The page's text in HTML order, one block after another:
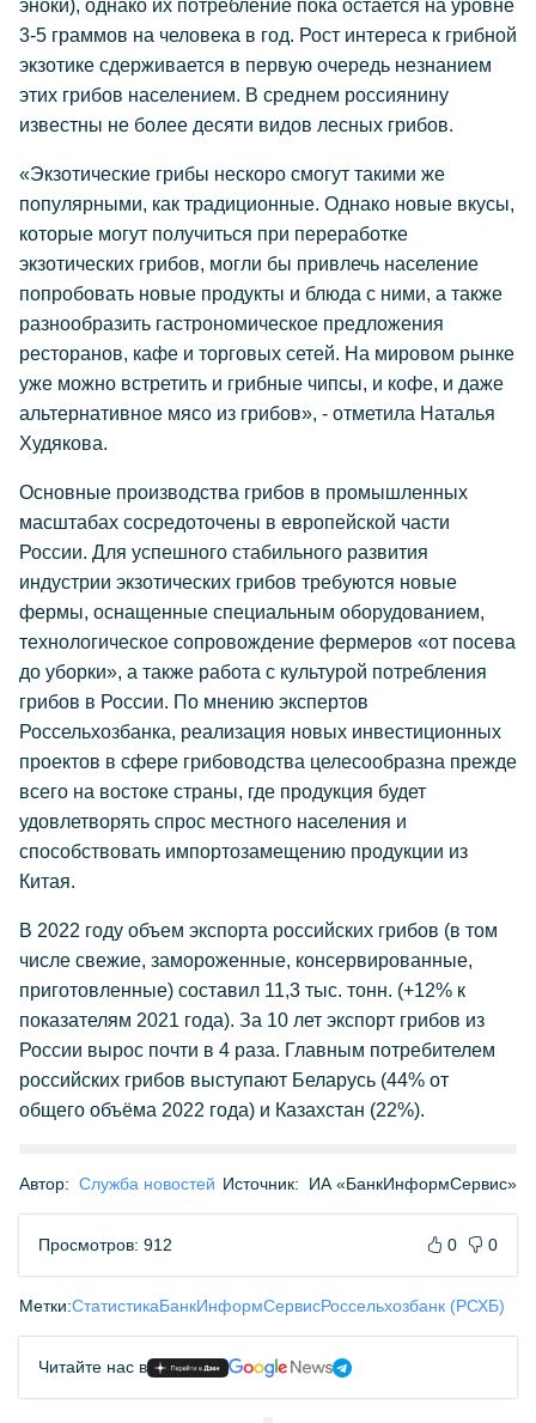
эноки), однако их потребление пока остается на уровне
3-5 граммов на человека в год. Рост интереса к грибной
экзотике сдерживается в первую очередь незнанием
этих грибов населением. В среднем россиянину
известны не более десяти видов лесных грибов.
«Экзотические грибы нескоро смогут такими же
популярными, как традиционные. Однако новые вкусы,
которые могут получиться при переработке
экзотических грибов, могли бы привлечь население
попробовать новые продукты и блюда с ними, а также
разнообразить гастрономическое предложения
ресторанов, кафе и торговых сетей. На мировом рынке
уже можно встретить и грибные чипсы, и кофе, и даже
альтернативное мясо из грибов», - отметила Наталья
Худякова.
Основные производства грибов в промышленных
масштабах сосредоточены в европейской части
России. Для успешного стабильного развития
индустрии экзотических грибов требуются новые
фермы, оснащенные специальным оборудованием,
технологическое сопровождение фермеров «от посева
до уборки», а также работа с культурой потребления
грибов в России. По мнению экспертов
Россельхозбанка, реализация новых инвестиционных
проектов в сфере грибоводства целесообразна прежде
всего на востоке страны, где продукция будет
удовлетворять спрос местного населения и
способствовать импортозамещению продукции из
Китая.
В 2022 году объем экспорта российских грибов (в том
числе свежие, замороженные, консервированные,
приготовленные) составил 11,3 тыс. тонн. (+12% к
показателям 2021 года). За 10 лет экспорт грибов из
России вырос почти в 4 раза. Главным потребителем
российских грибов выступают Беларусь (44% от
общего объёма 2022 года) и Казахстан (22%).
Автор: Служба новостей Источник: ИА «БанкИнформСервис»
Просмотров: 912 0 0
Метки:СтатистикаБанкИнформСервисРоссельхозбанк (РСХБ)
Читайте нас в